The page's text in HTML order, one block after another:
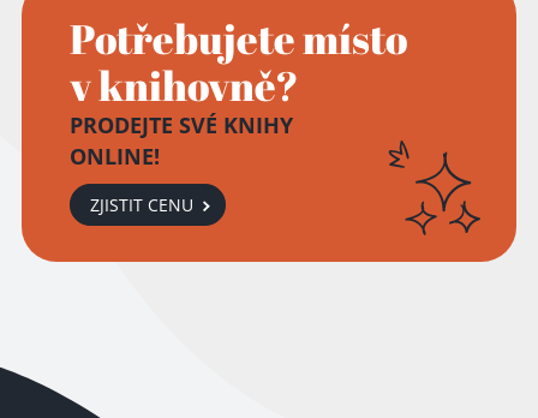
Potřebujete místo
v knihovně?
PRODEJTE SVÉ KNIHY
ONLINE!
ZJISTIT CENU